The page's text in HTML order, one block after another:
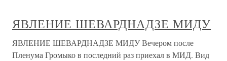
ЯВЛЕНИЕ ШЕВАРДНАДЗЕ МИДУ
ЯВЛЕНИЕ ШЕВАРДНАДЗЕ МИДУ Вечером после
Пленума Громыко в последний раз приехал в МИД. Вид